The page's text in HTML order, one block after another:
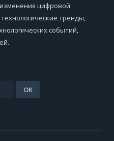
цифровой
тренды,
событий,